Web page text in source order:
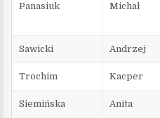
Panasiuk Michał
Sawicki Andrzej
Trochim Kacper
Siemińska Anita